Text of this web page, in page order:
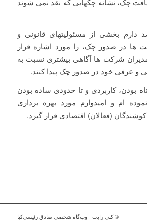
دارم بخشی از مسئولیتهای قانونی و
ها در صدور چک، را مورد اشاره قرار
شرکت ها آگاهی بیشتری نسبت به
و عرفی خود در صدور چک پیدا کنند.
بودن، کاربردی و تا حدودی ساده بودن
ام و امیدوارم مورد بهره برداری
(فعالان) اقتصادی قرار گیرد.
© کپی رایت - وب‌گاه شخصی صادق رئیسی‌کیا